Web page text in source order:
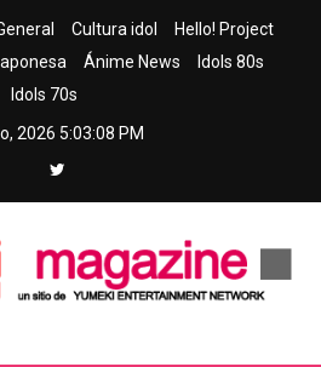
Cultura idol
Hello! Project
Ánime News
Idols 80s
Idols 70s
2026 5:03:10 PM